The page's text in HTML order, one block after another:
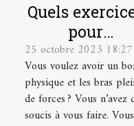
Quels
pour
développer ses
muscles ?
25 octobre 2023 18:27
Vous voulez avoir un
physique et les bras
de forces ? Vous n’avez
soucis à vous faire.